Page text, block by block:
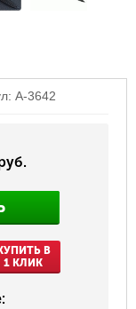
A-3642
В
1 КЛИК